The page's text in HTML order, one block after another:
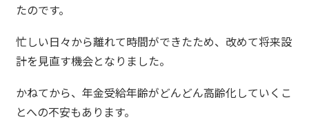
たのです。
忙しい日々から離れて時間ができたため、改めて将来設
計を見直す機会となりました。
かねてから、年金受給年齢がどんどん高齢化していくこ
とへの不安もあります。